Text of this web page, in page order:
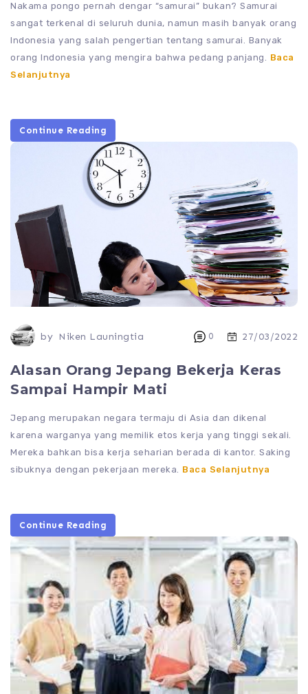
Nakama pongo pernah dengar “samurai” bukan? Samurai
sangat terkenal di seluruh dunia, namun masih banyak orang
Indonesia yang salah pengertian tentang samurai. Banyak
orang Indonesia yang mengira bahwa pedang panjang. Baca
Selanjutnya
Continue Reading
by Niken Launingtia 0 27/03/2022
Alasan Orang Jepang Bekerja Keras
Sampai Hampir Mati
Jepang merupakan negara termaju di Asia dan dikenal
karena warganya yang memilik etos kerja yang tinggi sekali.
Mereka bahkan bisa kerja seharian berada di kantor. Saking
sibuknya dengan pekerjaan mereka. Baca Selanjutnya
Continue Reading